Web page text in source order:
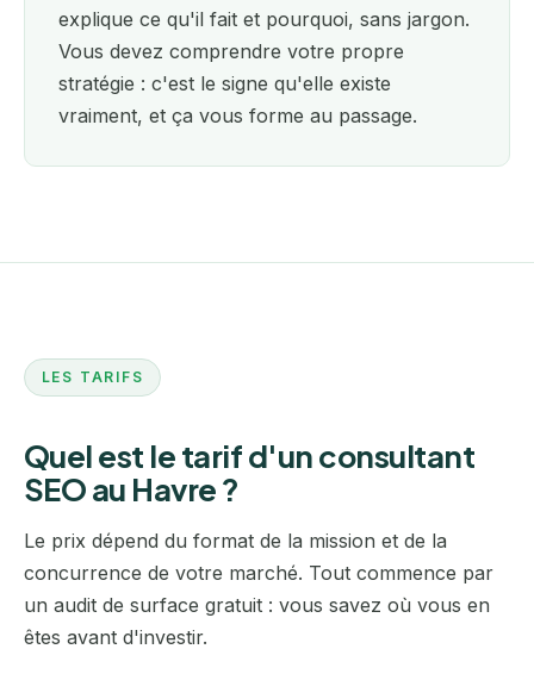
explique ce qu'il fait et pourquoi, sans jargon.
Vous devez comprendre votre propre
stratégie : c'est le signe qu'elle existe
vraiment, et ça vous forme au passage.
LES TARIFS
Quel est le tarif d'un consultant
SEO au Havre ?
Le prix dépend du format de la mission et de la
concurrence de votre marché. Tout commence par
un audit de surface gratuit : vous savez où vous en
êtes avant d'investir.